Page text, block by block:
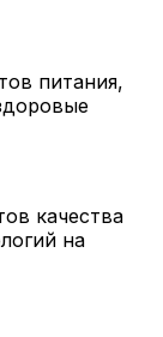
питания,
качества
на